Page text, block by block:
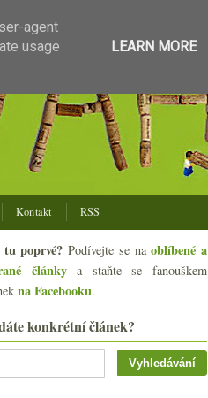
Kontakt RSS
tu poprvé? Podívejte se naoblíbené a
článkya staňte se fanouškem
na Facebooku.
konkrétní článek?
agent
usage
LEARN MORE